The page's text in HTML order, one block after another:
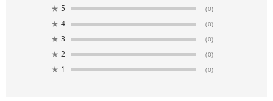
★ 5 (0)
★ 4 (0)
★ 3 (0)
★ 2 (0)
★ 1 (0)